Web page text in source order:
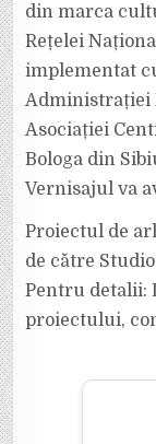
din marca
Rețelei
implementat
Administrației
Asociației
Bologa din
Vernisajul va
Proiectul de
de către
Pentru detalii:
proiectului,